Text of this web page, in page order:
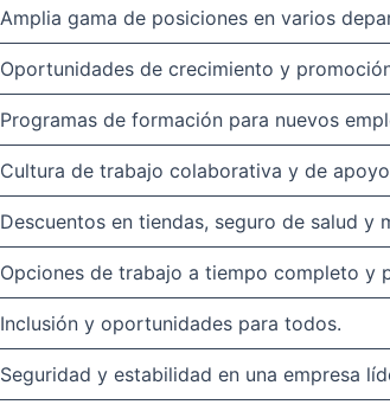
Amplia gama de posiciones en varios
Oportunidades de crecimiento y
Programas de formación para nuevos
Cultura de trabajo colaborativa y de
Descuentos en tiendas, seguro de salud y
Opciones de trabajo a tiempo completo y
Inclusión y oportunidades para todos.
Seguridad y estabilidad en una empresa